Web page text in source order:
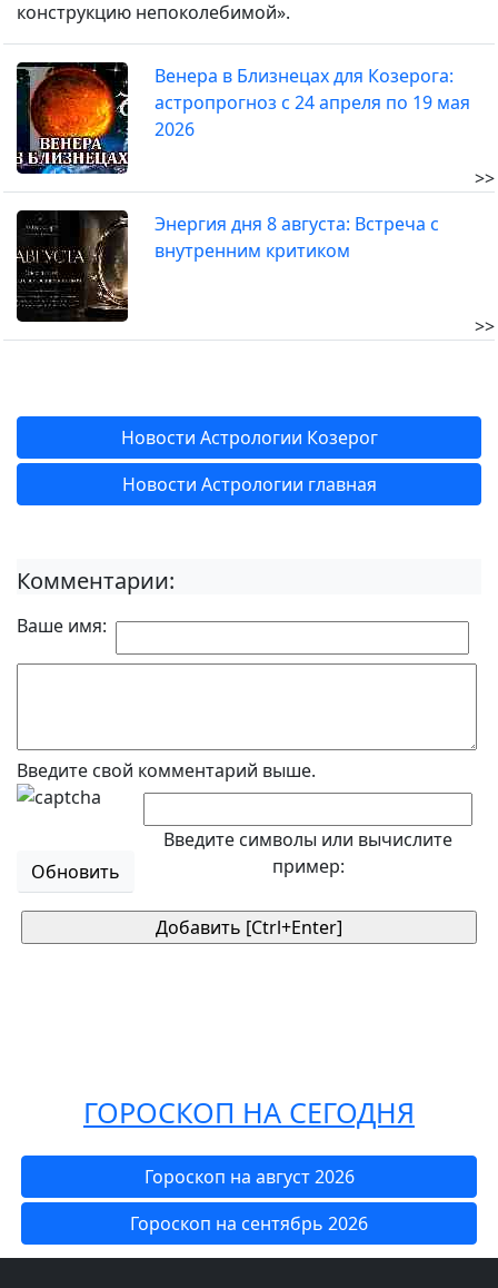
конструкцию непоколебимой».
Венера в Близнецах для Козерога:
астропрогноз с 24 апреля по 19 мая
2026
>>
Энергия дня 8 августа: Встреча с
внутренним критиком
>>
Новости Астрологии Козерог
Новости Астрологии главная
Комментарии:
Ваше имя:
Введите свой комментарий выше.
Обновить
Введите символы или вычислите
пример:
ГОРОСКОП НА СЕГОДНЯ
Гороскоп на август 2026
Гороскоп на сентябрь 2026